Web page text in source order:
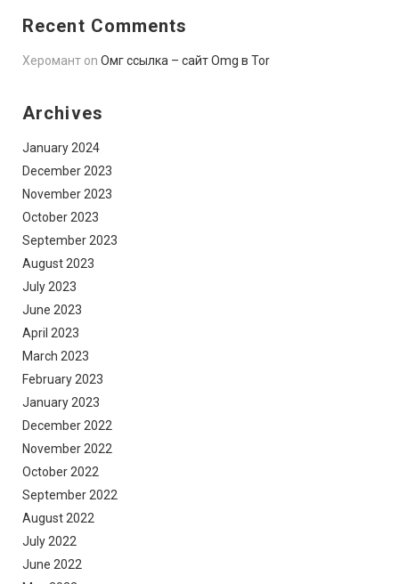
Recent Comments
Херомант on Омг ссылка – сайт Omg в Tor
Archives
January 2024
December 2023
November 2023
October 2023
September 2023
August 2023
July 2023
June 2023
April 2023
March 2023
February 2023
January 2023
December 2022
November 2022
October 2022
September 2022
August 2022
July 2022
June 2022